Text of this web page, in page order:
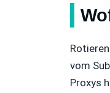
vom
Proxys